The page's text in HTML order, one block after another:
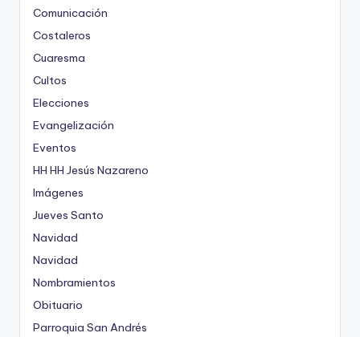
Comunicación
Costaleros
Cuaresma
Cultos
Elecciones
Evangelización
Eventos
HH HH Jesús Nazareno
Imágenes
Jueves Santo
Navidad
Navidad
Nombramientos
Obituario
Parroquia San Andrés